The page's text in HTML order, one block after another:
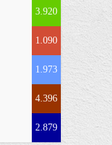
3.920
1.090
1.973
4.396
2.879